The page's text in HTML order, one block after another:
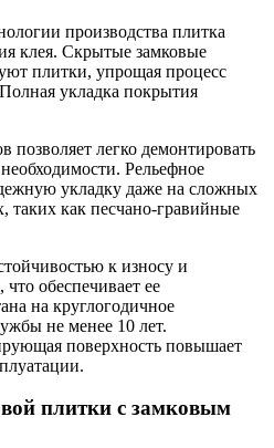
производства плитка
клея. Скрытые замковые
плитки, упрощая процесс
укладка покрытия
позволяет легко демонтировать
Рельефное
укладку даже на сложных
таких как песчано-гравийные
к износу и
обеспечивает ее
на круглогодичное
не менее 10 лет.
поверхность повышает
плитки с замковым